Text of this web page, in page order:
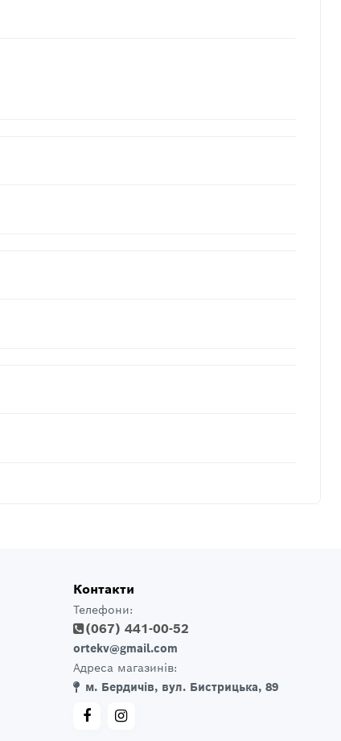
Контакти
Телефони:
(067) 441-00-52
ortekv@gmail.com
Адреса магазинів:
м. Бердичів, вул. Бистрицька, 89